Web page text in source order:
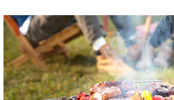
임에도 불구하고 공항은 항상 설렘의 장소
심장 박동수가 이미 100은 넘어섰을 듯첫
은 디자인 일정이 빠듯해서 다음날 아침일
뿜뿜하게 해드릴려고 열심히 단체사진을
야!!갑자기대표님이 실눈을 뜨시잖아요. 그